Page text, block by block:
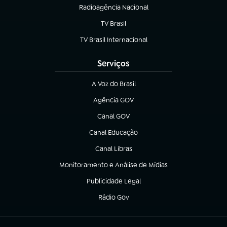
Radioagência Nacional
(abre em nova aba)
TV Brasil
(abre em nova aba)
TV Brasil Internacional
(abre em nova aba)
Serviços
A Voz do Brasil
(abre em nova aba)
Agência GOV
(abre em nova aba)
Canal GOV
(abre em nova aba)
Canal Educação
(abre em nova aba)
Canal Libras
(abre em nova aba)
Monitoramento e Análise de Mídias
(abre em nova aba)
Publicidade Legal
(abre em nova aba)
Rádio Gov
(abre em nova aba)